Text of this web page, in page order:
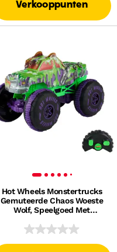
Verkooppunten
Hot Wheels Monstertrucks
Gemuteerde Chaos Woeste
Wolf, Speelgoed Met
Batterijen